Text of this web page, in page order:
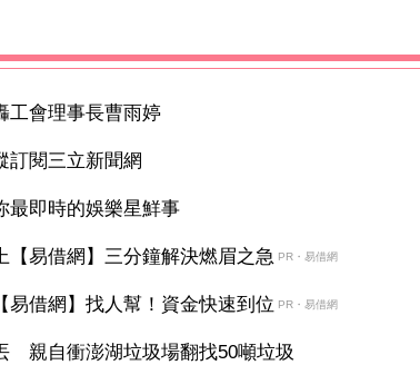
會理事長曹雨婷
閱三立新聞網
即時的娛樂星鮮事
【易借網】三分鐘解決燃眉之急 PR・易借網
易借網】找人幫！資金快速到位 PR・易借網
親自衝澎湖垃圾場翻找50噸垃圾